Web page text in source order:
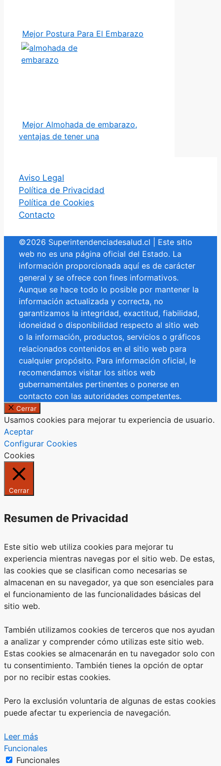
Mejor Postura Para El Embarazo
Mejor Almohada de embarazo,
ventajas de tener una
Aviso Legal
Política de Privacidad
Política de Cookies
Contacto
©2026 Superintendenciadesalud.cl | Este sitio
web no es una página oficial del Estado. La
información proporcionada aquí es de carácter
general y se ofrece con fines informativos.
Aunque se hace todo lo posible por mantener la
información actualizada y correcta, no
garantizamos la integridad, exactitud, fiabilidad,
idoneidad o disponibilidad respecto al sitio web
o la información, productos, servicios o gráficos
relacionados contenidos en el sitio web para
cualquier propósito. Para información oficial, le
recomendamos visitar los sitios web
gubernamentales pertinentes o ponerse en
contacto con las autoridades competentes.
Cerrar
Usamos cookies para mejorar tu experiencia de usuario.
Aceptar
Configurar Cookies
Cookies
Cerrar
Resumen de Privacidad
Este sitio web utiliza cookies para mejorar tu
experiencia mientras navegas por el sitio web. De estas,
las cookies que se clasifican como necesarias se
almacenan en su navegador, ya que son esenciales para
el funcionamiento de las funcionalidades básicas del
sitio web.
También utilizamos cookies de terceros que nos ayudan
a analizar y comprender cómo utilizas este sitio web.
Estas cookies se almacenarán en tu navegador solo con
tu consentimiento. También tienes la opción de optar
por no recibir estas cookies.
Pero la exclusión voluntaria de algunas de estas cookies
puede afectar tu experiencia de navegación.
Leer más
Funcionales
Funcionales